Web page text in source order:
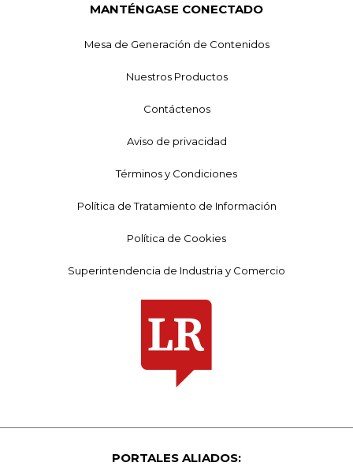
MANTÉNGASE CONECTADO
Mesa de Generación de Contenidos
Nuestros Productos
Contáctenos
Aviso de privacidad
Términos y Condiciones
Política de Tratamiento de Información
Política de Cookies
Superintendencia de Industria y Comercio
PORTALES ALIADOS: